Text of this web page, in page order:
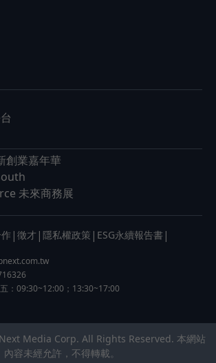
創業嘉年華
未來商務展
| 徵才 | 隱私權政策 | ESG永續報告書 |
：09:30~12:00；13:30~17:00
Media Corp. All Rights Reserved. 本網站
內容未經允許，不得轉載。